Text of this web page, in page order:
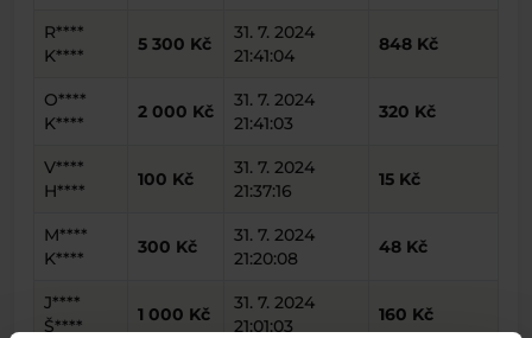
R****
K****
5 300 Kč
31. 7. 2024
21:41:04
848 Kč
O****
K****
2 000 Kč
31. 7. 2024
21:41:03
320 Kč
V****
H****
100 Kč
31. 7. 2024
21:37:16
15 Kč
M****
K****
300 Kč
31. 7. 2024
21:20:08
48 Kč
J****
Š****
1 000 Kč
31. 7. 2024
21:01:03
160 Kč